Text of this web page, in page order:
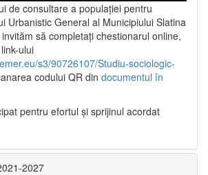
de consultare a populaţiei pentru
Urbanistic General al Municipiului Slatina
să completați chestionarul online,
ului
s3/90726107/Studiu-sociologic-
codului QR din documentul în
pentru efortul şi sprijinul acordat
2027